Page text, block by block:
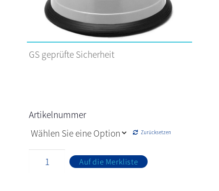
GS geprüfte Sicherheit
Artikelnummer
Zurücksetzen
Auf die Merkliste